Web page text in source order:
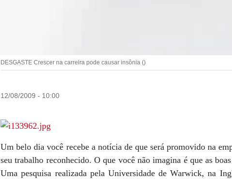
DESGASTE Crescer na carreira pode causar insônia ()
12/08/2009 - 10:00
Um belo dia você recebe a notícia de que será promovido na
seu trabalho reconhecido. O que você não imagina é que as
Uma pesquisa realizada pela Universidade de Warwick, na